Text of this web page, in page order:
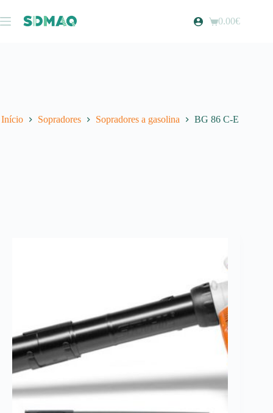
para
o
Carrinho
0.00€
Início Sopradores Sopradores a gasolina BG 86 C-E